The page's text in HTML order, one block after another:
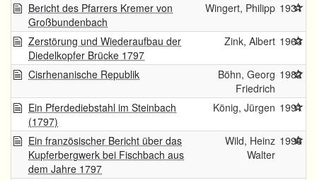
Bericht des Pfarrers Kremer von
Großbundenbach
Wingert, Philipp 1931
Zerstörung und Wiederaufbau der
Diedelkopfer Brücke 1797
Zink, Albert 1963
Cisrhenanische Republik
Böhn, Georg
Friedrich
1982
Ein Pferdediebstahl im Steinbach
(1797)
König, Jürgen 1991
Ein französischer Bericht über das
Kupferbergwerk bei Fischbach aus
dem Jahre 1797
Wild, Heinz
Walter
1996